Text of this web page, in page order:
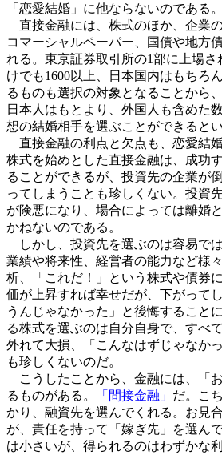
「恋愛結婚」に他ならないのである。
直接金融には、株式のほか、企業
コマーシャルペーパー、国債や地方
れる。東京証券取引所の1部に上場
けでも1600以上、日本国内はもちろ
るものも選択の対象となることから
日本人はもとより、外国人も含めた
想の結婚相手を選ぶことができるとい
直接金融の利点と欠点も、恋愛結
株式を始めとした直接金融は、成功
ることができるが、投資先の企業が
ってしまうことも珍しくない。投資
が険悪になり、場合によっては離婚
かねないのである。
しかし、投資先を選ぶのは容易で
業績や将来性、経営者の能力など様
析、「これだ！」という株式や債券
価が上昇すれば幸せだが、下がって
うんじゃなかった」と後悔すること
る株式を選ぶのは自分自身で、すべ
外れて大損、「こんなはずじゃなか
も珍しくないのだ。
こうしたことから、金融には、「
るものがある。
「間接金融」 だ。こ
かり、融資先を選んでくれる。お見
が、責任を持って「嫁ぎ先」を選ん
は小さいが、得られるのはわずかな